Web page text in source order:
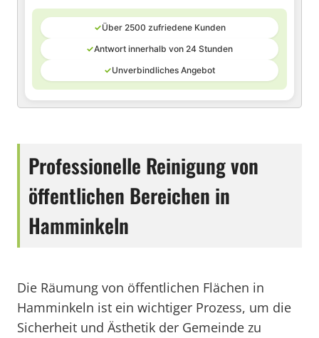
✓Über 2500 zufriedene Kunden
✓Antwort innerhalb von 24 Stunden
✓Unverbindliches Angebot
Professionelle Reinigung von
öffentlichen Bereichen in
Hamminkeln
Die Räumung von öffentlichen Flächen in
Hamminkeln ist ein wichtiger Prozess, um die
Sicherheit und Ästhetik der Gemeinde zu